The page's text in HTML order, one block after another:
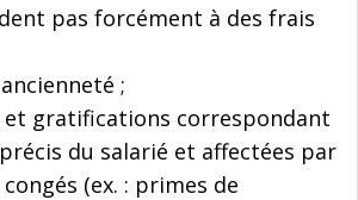
pas forcément à des frais
;
et gratifications correspondant
du salarié et affectées par
(ex. : primes de